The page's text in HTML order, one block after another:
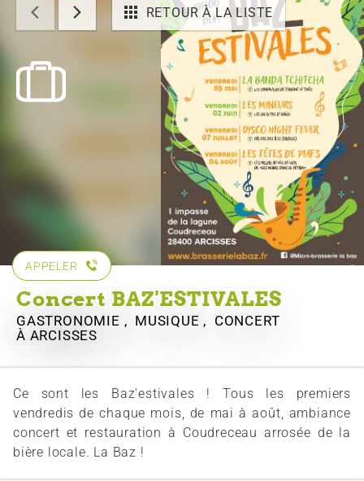
RETOUR À LA LISTE
APPELER
Concert BAZ'ESTIVALES
GASTRONOMIE , MUSIQUE , CONCERT
À ARCISSES
Ce sont les Baz'estivales ! Tous les premiers
vendredis de chaque mois, de mai à août, ambiance
concert et restauration à Coudreceau arrosée de la
bière locale. La Baz !